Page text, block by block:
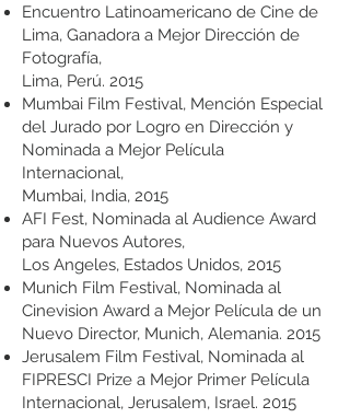
Encuentro Latinoamericano de Cine de
Lima, Ganadora a Mejor Dirección de
Fotografía,
Lima, Perú. 2015
Mumbai Film Festival, Mención Especial
del Jurado por Logro en Dirección y
Nominada a Mejor Película
Internacional,
Mumbai, India, 2015
AFI Fest, Nominada al Audience Award
para Nuevos Autores,
Los Angeles, Estados Unidos, 2015
Munich Film Festival, Nominada al
Cinevision Award a Mejor Película de un
Nuevo Director, Munich, Alemania. 2015
Jerusalem Film Festival, Nominada al
FIPRESCI Prize a Mejor Primer Película
Internacional, Jerusalem, Israel. 2015